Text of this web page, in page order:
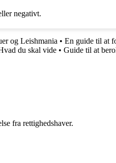
negativt.
og Leishmania • En guide til at
du skal vide • Guide til at
fra rettighedshaver.